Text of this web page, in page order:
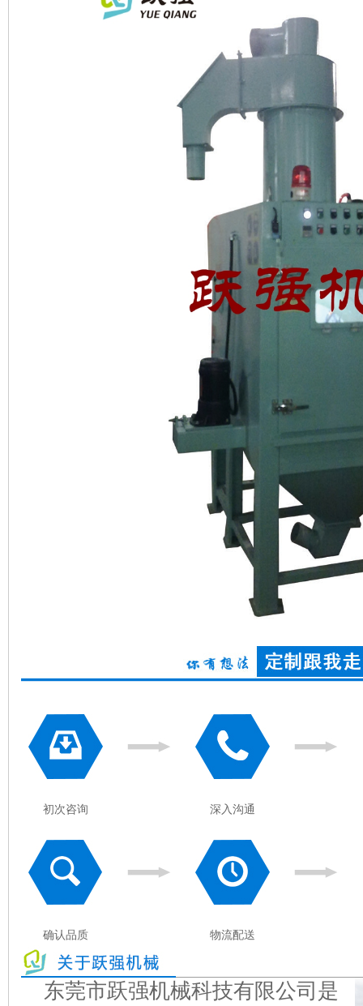
初次咨询 深入沟通
确认品质 物流配送
东莞市跃强机械科技有限公司是